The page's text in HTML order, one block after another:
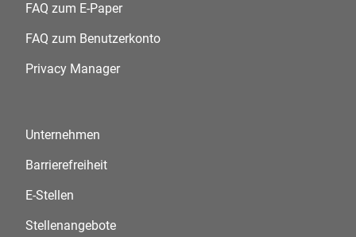
FAQ zum E-Paper
FAQ zum Benutzerkonto
Privacy Manager
Unternehmen
Barrierefreiheit
E-Stellen
Stellenangebote